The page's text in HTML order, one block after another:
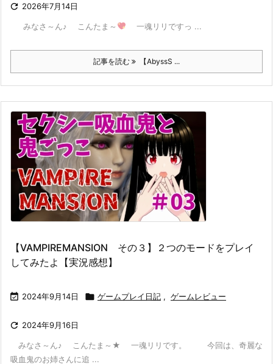
 2026年7月14日
みなさ～ん♪ こんたま～ 一魂リリですっ ...
記事を読む 【AbyssS ...
【VAMPIREMANSION その３】２つのモードをプレイ
してみたよ【実況感想】
 2024年9月14日  ゲームプレイ日記 , ゲームレビュー
 2024年9月16日
みなさ～ん♪ こんたま～★ 一魂リリです。 今回は、奇麗な
吸血鬼のお姉さんに追 ...